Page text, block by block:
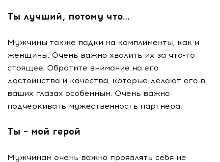
Ты лучший, потому что…
Мужчины также падки на комплименты, как и
женщины. Очень важно хвалить их за что-то
стоящее. Обратите внимание на его
достоинства и качества, которые делают его в
ваших глазах особенным. Очень важно
подчеркивать мужественность партнера.
Ты – мой герой
Мужчинам очень важно проявлять себя не